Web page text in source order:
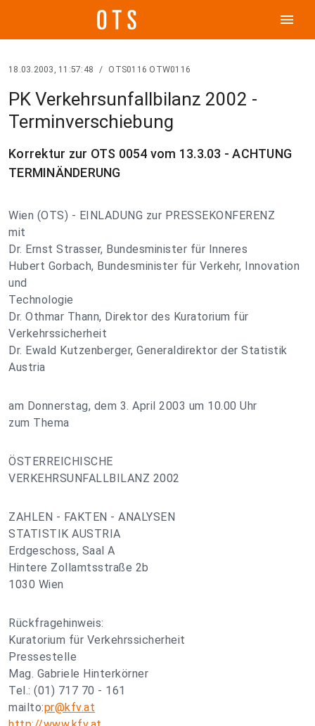
menu
18.03.2003, 11:57:48 / OTS0116 OTW0116
PK Verkehrsunfallbilanz 2002 -
Terminverschiebung
Korrektur zur OTS 0054 vom 13.3.03 - ACHTUNG
TERMINÄNDERUNG
Wien (OTS) - EINLADUNG zur PRESSEKONFERENZ
mit
Dr. Ernst Strasser, Bundesminister für Inneres
Hubert Gorbach, Bundesminister für Verkehr, Innovation
und
Technologie
Dr. Othmar Thann, Direktor des Kuratorium für
Verkehrssicherheit
Dr. Ewald Kutzenberger, Generaldirektor der Statistik
Austria
am Donnerstag, dem 3. April 2003 um 10.00 Uhr
zum Thema
ÖSTERREICHISCHE
VERKEHRSUNFALLBILANZ 2002
ZAHLEN - FAKTEN - ANALYSEN
STATISTIK AUSTRIA
Erdgeschoss, Saal A
Hintere Zollamtsstraße 2b
1030 Wien
Rückfragehinweis:
Kuratorium für Verkehrssicherheit
Pressestelle
Mag. Gabriele Hinterkörner
Tel.: (01) 717 70 - 161
mailto:pr@kfv.at